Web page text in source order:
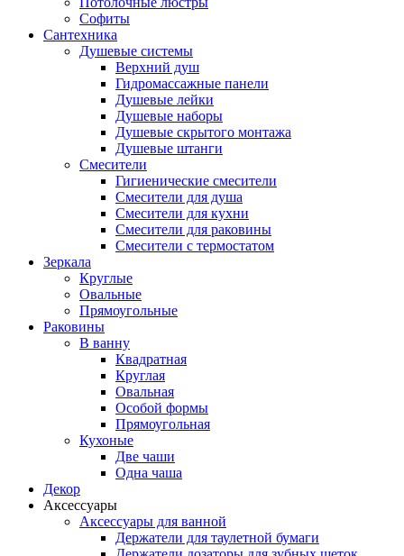
Софиты
Сантехника
Душевые системы
Верхний душ
Гидромассажные панели
Душевые лейки
Душевые наборы
Душевые скрытого монтажа
Душевые штанги
Смесители
Гигиенические смесители
Смесители для душа
Смесители для кухни
Смесители для раковины
Смесители с термостатом
Зеркала
Круглые
Овальные
Прямоугольные
Раковины
В ванну
Квадратная
Круглая
Овальная
Особой формы
Прямоугольная
Кухоные
Две чаши
Одна чаша
Декор
Аксессуары
Аксессуары для ванной
Держатели для таулетной бумаги